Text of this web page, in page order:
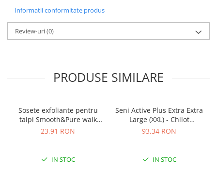
Informatii conformitate produs
Review-uri(0)
PRODUSE SIMILARE
Sosete exfoliante pentru
talpi Smooth&Pure walk
free
23,91 RON
IN STOC
Seni Active Plus Extra Extra
Large (XXL) - Chilot
Absorbant pentru Adulți (10
93,34 RON
IN STOC